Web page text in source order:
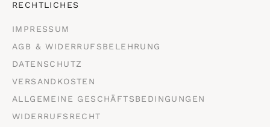
RECHTLICHES
IMPRESSUM
AGB & WIDERRUFSBELEHRUNG
DATENSCHUTZ
VERSANDKOSTEN
ALLGEMEINE GESCHÄFTSBEDINGUNGEN
WIDERRUFSRECHT